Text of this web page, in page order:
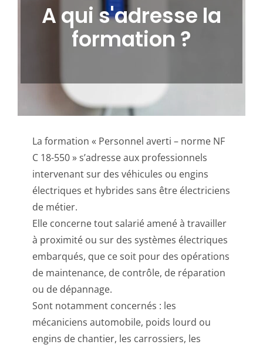
A qui s'adresse la
formation ?
La formation « Personnel averti – norme NF
C 18-550 » s’adresse aux professionnels
intervenant sur des véhicules ou engins
électriques et hybrides sans être électriciens
de métier.
Elle concerne tout salarié amené à travailler
à proximité ou sur des systèmes électriques
embarqués, que ce soit pour des opérations
de maintenance, de contrôle, de réparation
ou de dépannage.
Sont notamment concernés : les
mécaniciens automobile, poids lourd ou
engins de chantier, les carrossiers, les